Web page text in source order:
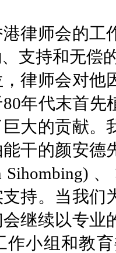
律师会的工
支持和无偿
律师会对他
年代末首
大的贡献。
干的颜安德
持。当我们
继续以专
作小组和教